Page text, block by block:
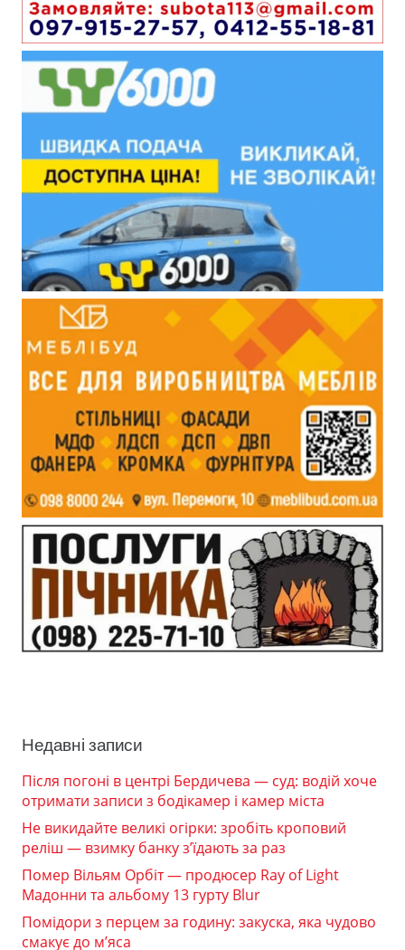
Недавні записи
Після погоні в центрі Бердичева — суд: водій хоче
отримати записи з бодікамер і камер міста
Не викидайте великі огірки: зробіть кроповий
реліш — взимку банку з’їдають за раз
Помер Вільям Орбіт — продюсер Ray of Light
Мадонни та альбому 13 гурту Blur
Помідори з перцем за годину: закуска, яка чудово
смакує до м’яса